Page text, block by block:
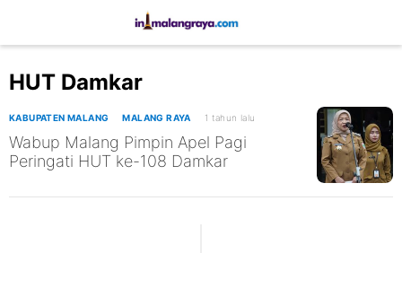
HUT Damkar
KABUPATEN MALANG MALANG RAYA 1 tahun lalu
Wabup Malang Pimpin Apel Pagi
Peringati HUT ke-108 Damkar